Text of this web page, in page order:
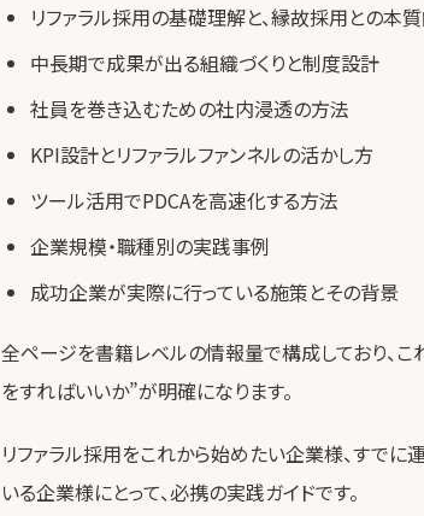
リファラル採用の基礎理解と、縁故採用との本
中長期で成果が出る組織づくりと制度設計
社員を巻き込むための社内浸透の方法
KPI設計とリファラルファンネルの活かし方
ツール活用でPDCAを高速化する方法
企業規模・職種別の実践事例
成功企業が実際に行っている施策とその背景
全ページを書籍レベルの情報量で構成しており、
をすればいいか”が明確になります。
リファラル採用をこれから始めたい企業様、すで
いる企業様にとって、必携の実践ガイドです。